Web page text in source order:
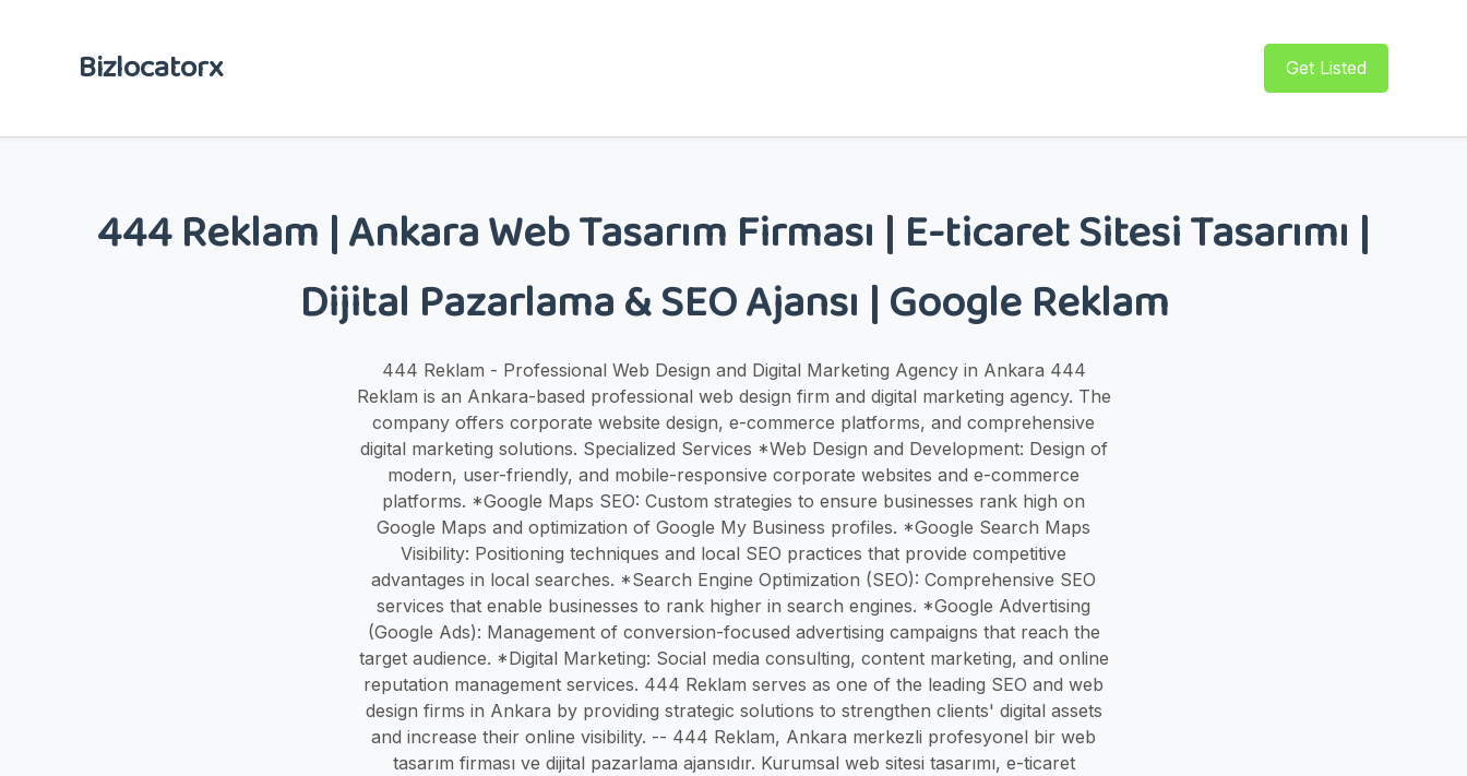
Bizlocatorx Get Listed
444 Reklam | Ankara Web Tasarım Firması | E-ticaret Sitesi Tasarımı |
Dijital Pazarlama & SEO Ajansı | Google Reklam
444 Reklam - Professional Web Design and Digital Marketing Agency in Ankara 444
Reklam is an Ankara-based professional web design firm and digital marketing agency. The
company offers corporate website design, e-commerce platforms, and comprehensive
digital marketing solutions. Specialized Services *Web Design and Development: Design of
modern, user-friendly, and mobile-responsive corporate websites and e-commerce
platforms. *Google Maps SEO: Custom strategies to ensure businesses rank high on
Google Maps and optimization of Google My Business profiles. *Google Search Maps
Visibility: Positioning techniques and local SEO practices that provide competitive
advantages in local searches. *Search Engine Optimization (SEO): Comprehensive SEO
services that enable businesses to rank higher in search engines. *Google Advertising
(Google Ads): Management of conversion-focused advertising campaigns that reach the
target audience. *Digital Marketing: Social media consulting, content marketing, and online
reputation management services. 444 Reklam serves as one of the leading SEO and web
design firms in Ankara by providing strategic solutions to strengthen clients' digital assets
and increase their online visibility. -- 444 Reklam, Ankara merkezli profesyonel bir web
tasarım firması ve dijital pazarlama ajansıdır. Kurumsal web sitesi tasarımı, e-ticaret